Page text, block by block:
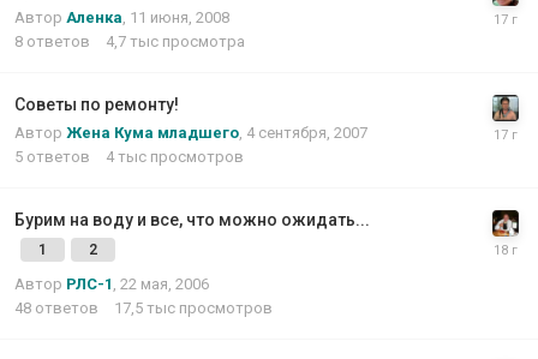
Автор Аленка 11 июня, 2008
8 ответов 4,7 тыс просмотра
Советы по ремонту!
Автор Жена Кума младшего 4 сентября, 2007
5 ответов 4 тыс просмотров
Бурим на воду и все, что можно ожидать...
1 2
Автор РЛС-1 22 мая, 2006
48 ответов 17,5 тыс просмотров